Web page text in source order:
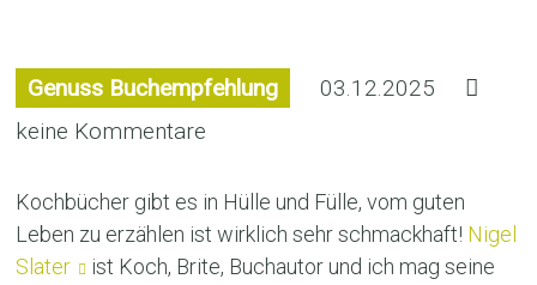
Genuss Buchempfehlung
03.12.2025
keine Kommentare
Kochbücher gibt es in Hülle und Fülle, vom guten
Leben zu erzählen ist wirklich sehr schmackhaft! Nigel
Slater
ist Koch, Brite, Buchautor und ich mag seine